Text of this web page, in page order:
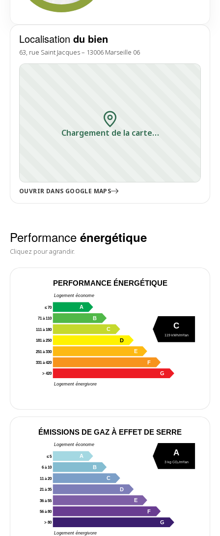
Localisation du bien
63, rue Saint Jacques – 13006 Marseille 06
Chargement de la carte…
OUVRIR DANS GOOGLE MAPS
Performance énergétique
Cliquez pour agrandir.
PERFORMANCE ÉNERGÉTIQUE
Logement économe
Logement énergivore
≤ 70 A
71 à 110 B
111 à 180 C
181 à 250 D
251 à 330 E
331 à 420 F
> 420 G
C
119 kWh/m²/an
ÉMISSIONS DE GAZ À EFFET DE SERRE
Logement économe
Logement énergivore
≤ 5 A
6 à 10 B
11 à 20 C
21 à 35 D
36 à 55 E
56 à 80 F
> 80 G
A
3 kg CO₂/m²/an